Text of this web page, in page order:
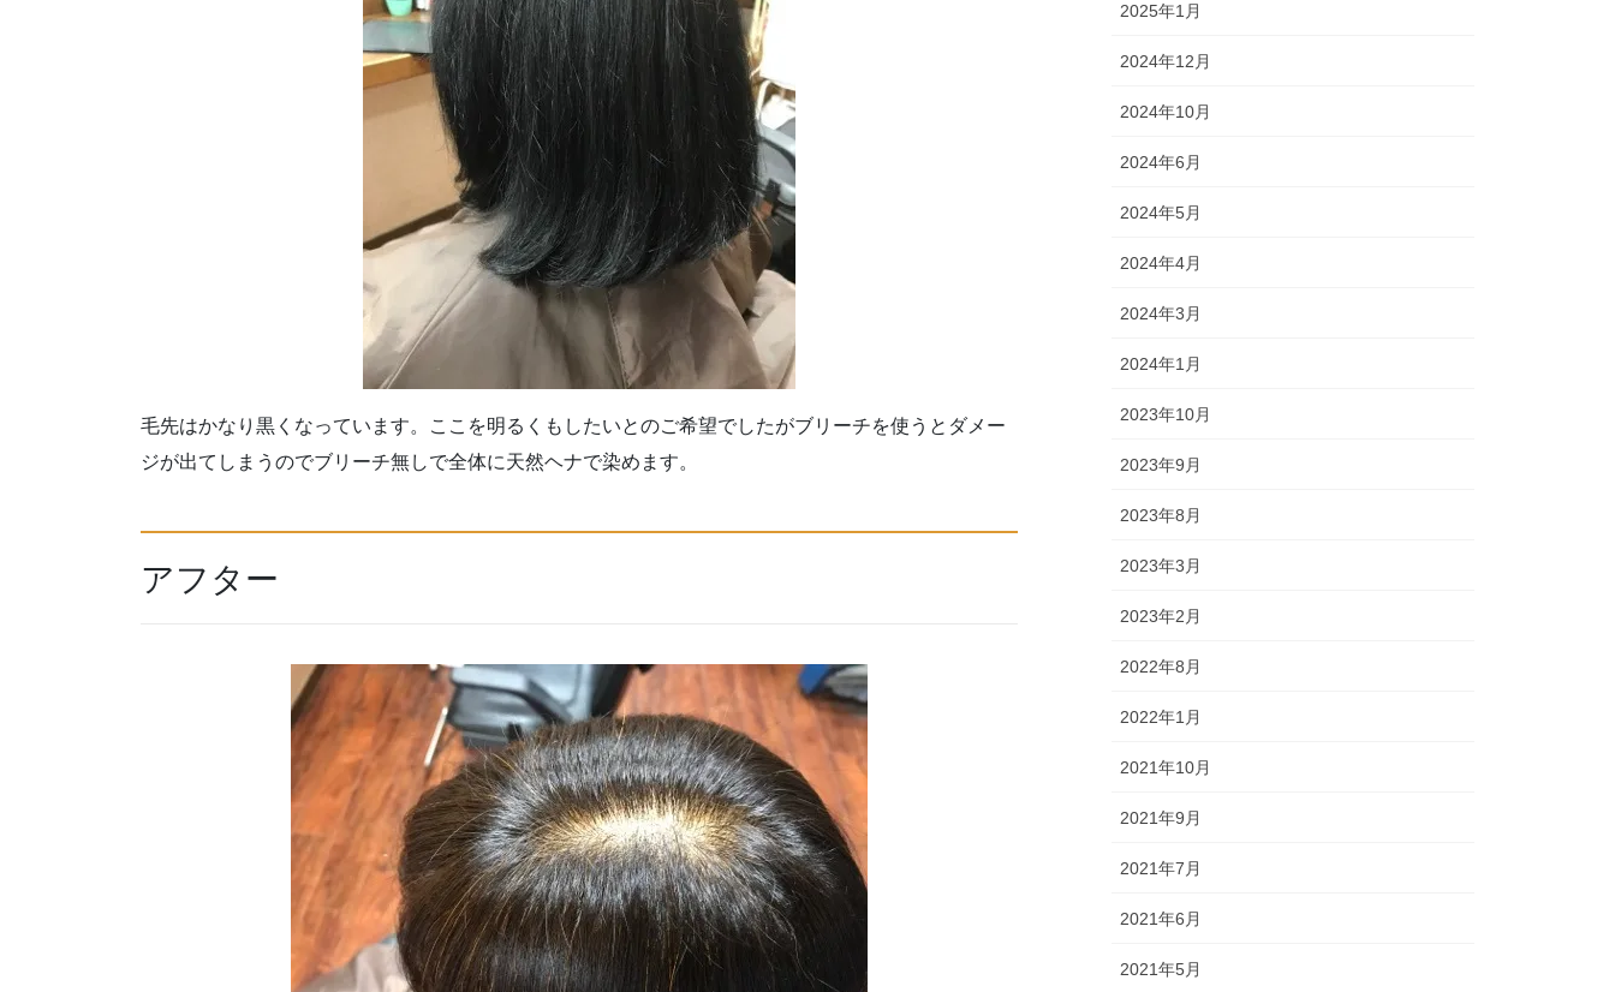
毛先はかなり黒くなっています。ここを明るくもしたいとのご希望でしたがブリーチを使うとダメー
ジが出てしまうのでブリーチ無しで全体に天然ヘナで染めます。
アフター
2025年1月
2024年12月
2024年10月
2024年6月
2024年5月
2024年4月
2024年3月
2024年1月
2023年10月
2023年9月
2023年8月
2023年3月
2023年2月
2022年8月
2022年1月
2021年10月
2021年9月
2021年7月
2021年6月
2021年5月